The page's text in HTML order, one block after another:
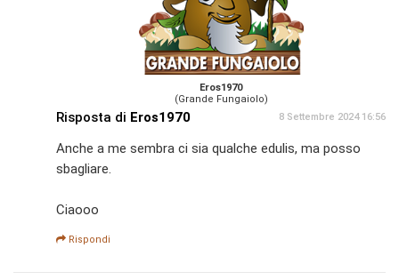
Eros1970
(Grande Fungaiolo)
Risposta di Eros1970 8 Settembre 2024 16:56
Anche a me sembra ci sia qualche edulis, ma posso
sbagliare.
Ciaooo
Rispondi